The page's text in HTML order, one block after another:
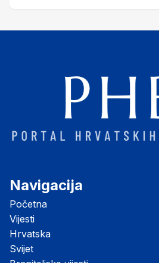
Navigacija
Početna
Vijesti
Hrvatska
Svijet